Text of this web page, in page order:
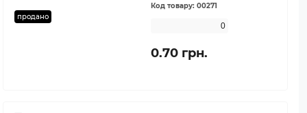
продано
Код товару: 00271
0
0.70 грн.